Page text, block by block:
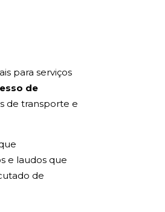
para serviços
de
de transporte e
e laudos que
de